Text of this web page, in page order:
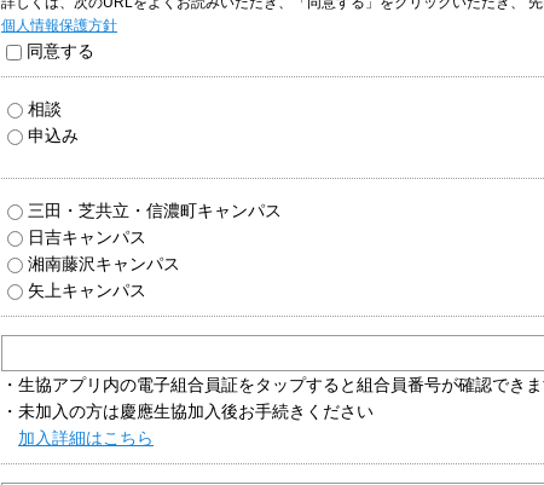
個人情報保護方針
同意する
相談
申込み
三田・芝共立・信濃町キャンパス
日吉キャンパス
湘南藤沢キャンパス
矢上キャンパス
・生協アプリ内の電子組合員証をタップすると組合員番号が確認でき
・未加入の方は慶應生協加入後お手続きください
加入詳細はこちら